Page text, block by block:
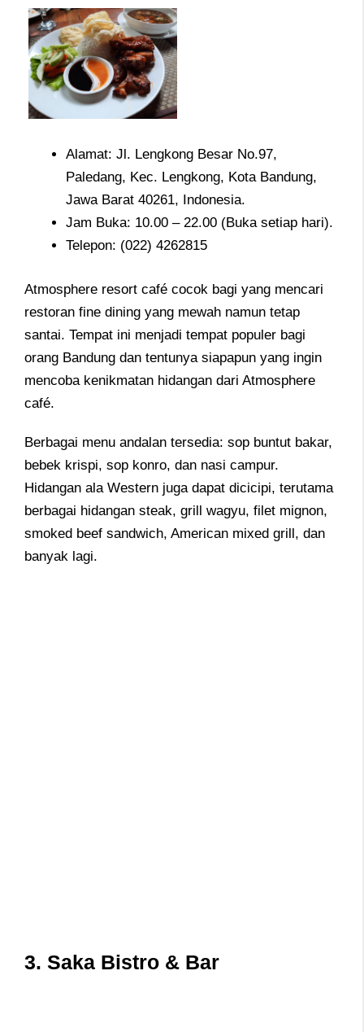
Alamat: Jl. Lengkong Besar No.97,
Paledang, Kec. Lengkong, Kota Bandung,
Jawa Barat 40261, Indonesia.
Jam Buka: 10.00 – 22.00 (Buka setiap hari).
Telepon: (022) 4262815
Atmosphere resort café cocok bagi yang mencari
restoran fine dining yang mewah namun tetap
santai. Tempat ini menjadi tempat populer bagi
orang Bandung dan tentunya siapapun yang ingin
mencoba kenikmatan hidangan dari Atmosphere
café.
Berbagai menu andalan tersedia: sop buntut bakar,
bebek krispi, sop konro, dan nasi campur.
Hidangan ala Western juga dapat dicicipi, terutama
berbagai hidangan steak, grill wagyu, filet mignon,
smoked beef sandwich, American mixed grill, dan
banyak lagi.
3. Saka Bistro & Bar